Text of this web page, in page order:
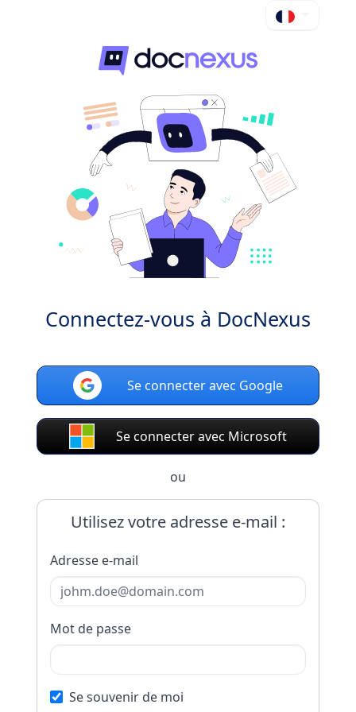
Connectez-vous à DocNexus
Se connecter avec Google
Se connecter avec Microsoft
ou
Utilisez votre adresse e-mail :
Adresse e-mail
Mot de passe
Se souvenir de moi